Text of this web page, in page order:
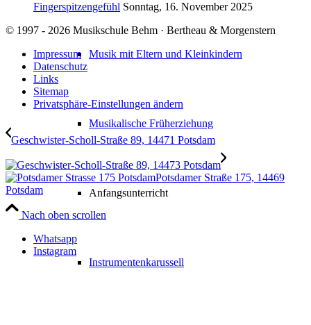
Musik mit Eltern und Kleinkindern
Musikalische Früherziehung
Anfangsunterricht
Instrumentenkarussell
Fingerspitzengefühl Sonntag, 16. November 2025
© 1997 - 2026 Musikschule Behm · Bertheau & Morgenstern
Impressum
Datenschutz
Links
Sitemap
Privatsphäre-Einstellungen ändern
Geschwister-Scholl-Straße 89, 14471 Potsdam
Potsdamer Straße 175, 14469
Potsdam
Nach oben scrollen
Whatsapp
Instagram